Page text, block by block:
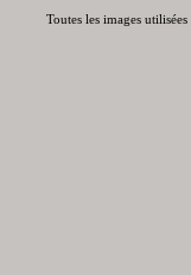
Toutes les images